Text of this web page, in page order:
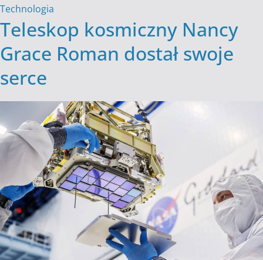
Technologia
Teleskop kosmiczny Nancy
Grace Roman dostał swoje
serce